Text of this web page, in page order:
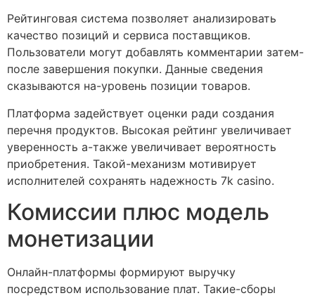
Рейтинговая система позволяет анализировать
качество позиций и сервиса поставщиков.
Пользователи могут добавлять комментарии затем-
после завершения покупки. Данные сведения
сказываются на-уровень позиции товаров.
Платформа задействует оценки ради создания
перечня продуктов. Высокая рейтинг увеличивает
уверенность а-также увеличивает вероятность
приобретения. Такой-механизм мотивирует
исполнителей сохранять надежность 7k casino.
Комиссии плюс модель
монетизации
Онлайн-платформы формируют выручку
посредством использование плат. Такие-сборы